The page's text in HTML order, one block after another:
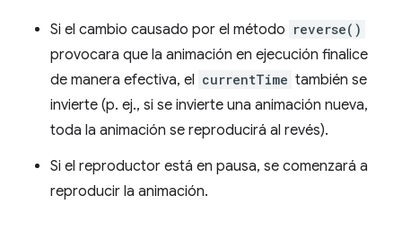
Si el cambio causado por el método reverse()
provocara que la animación en ejecución finalice
de manera efectiva, el currentTime también se
invierte (p. ej., si se invierte una animación nueva,
toda la animación se reproducirá al revés).
Si el reproductor está en pausa, se comenzará a
reproducir la animación.